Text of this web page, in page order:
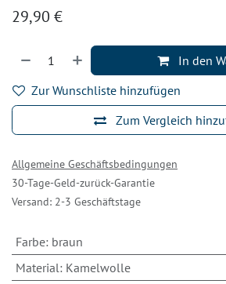
29,90 €
In den
Zum Vergleich
Zur Wunschliste hinzufügen
Allgemeine Geschäftsbedingungen
30-Tage-Geld-zurück-Garantie
Versand: 2-3 Geschäftstage
Farbe: braun
Material: Kamelwolle